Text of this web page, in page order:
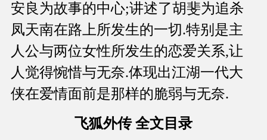
安良为故事的中心;讲述了胡斐为追杀
凤天南在路上所发生的一切.特别是主
人公与两位女性所发生的恋爱关系,让
人觉得惋惜与无奈.体现出江湖一代大
侠在爱情面前是那样的脆弱与无奈.
飞狐外传 全文目录